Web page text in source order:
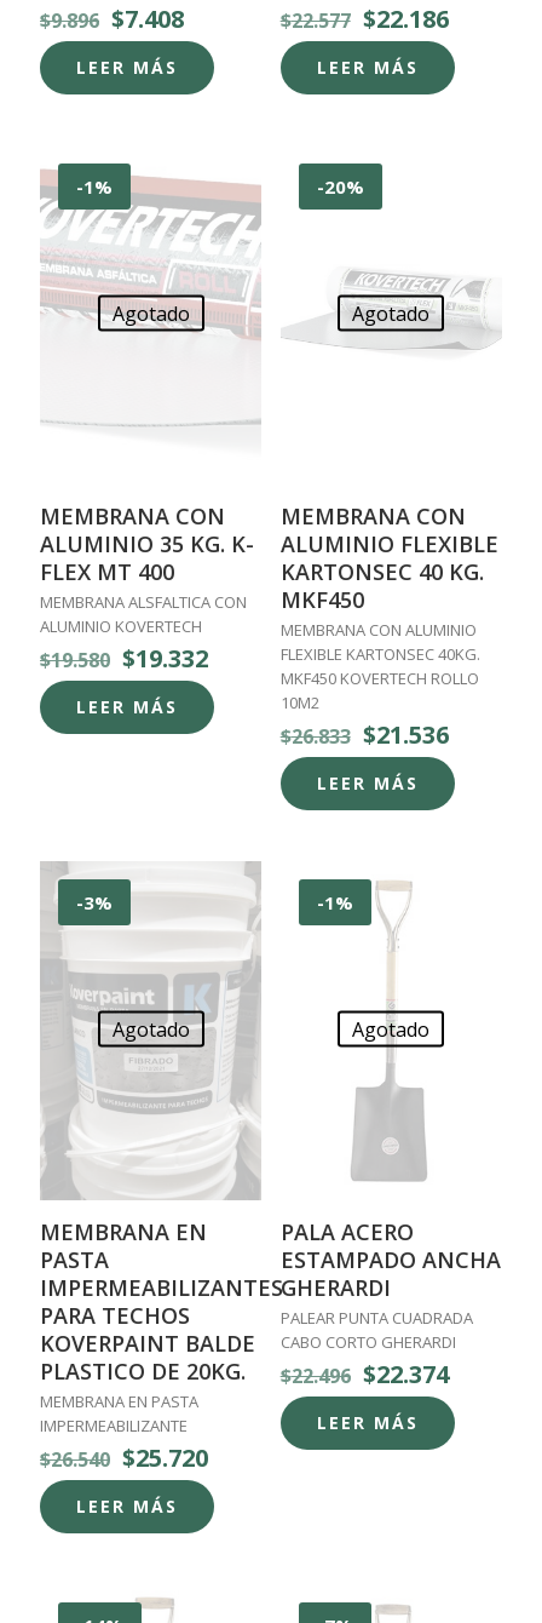
$9.896 El
precio
original
era:
$7.408El
precio
actual
es:
LEER MÁS
$22.577 El
precio
original
era:
$22.186El
precio
actual
es:
LEER MÁS
-1%
Agotado
MEMBRANA CON
ALUMINIO 35 KG. K-
FLEX MT 400
MEMBRANA ALSFALTICA CON
ALUMINIO KOVERTECH
$19.580 El
precio
original
era:
$19.332El
precio
actual
es:
$19.332.
LEER MÁS
-20%
Agotado
MEMBRANA CON
ALUMINIO FLEXIBLE
KARTONSEC 40 KG.
MKF450
MEMBRANA CON ALUMINIO
FLEXIBLE KARTONSEC 40KG.
MKF450 KOVERTECH ROLLO
10M2
$26.833 El
precio
original
era:
$21.536El
precio
actual
es:
LEER MÁS
-3%
Agotado
MEMBRANA EN
PASTA
IMPERMEABILIZANTES
PARA TECHOS
KOVERPAINT BALDE
PLASTICO DE 20KG.
MEMBRANA EN PASTA
IMPERMEABILIZANTE
$26.540 El
precio
original
era:
$25.720El
actual
es:
LEER MÁS
-1%
Agotado
PALA ACERO
ESTAMPADO ANCHA
GHERARDI
PALEAR PUNTA CUADRADA
CABO CORTO GHERARDI
$22.496 El
precio
original
era:
$22.374El
precio
actual
es:
LEER MÁS